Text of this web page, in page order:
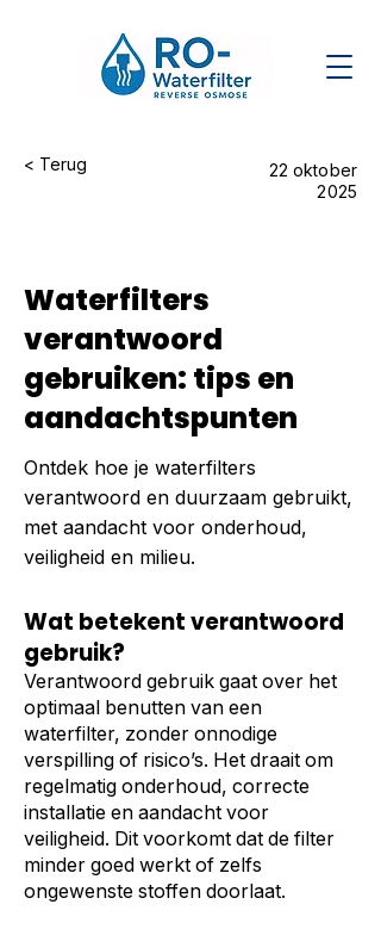
< Terug
22 oktober
2025
Waterfilters
verantwoord
gebruiken: tips en
aandachtspunten
Ontdek hoe je waterfilters
verantwoord en duurzaam gebruikt,
met aandacht voor onderhoud,
veiligheid en milieu.
Wat betekent verantwoord
gebruik?
Verantwoord gebruik gaat over het
optimaal benutten van een
waterfilter, zonder onnodige
verspilling of risico’s. Het draait om
regelmatig onderhoud, correcte
installatie en aandacht voor
veiligheid. Dit voorkomt dat de filter
minder goed werkt of zelfs
ongewenste stoffen doorlaat.